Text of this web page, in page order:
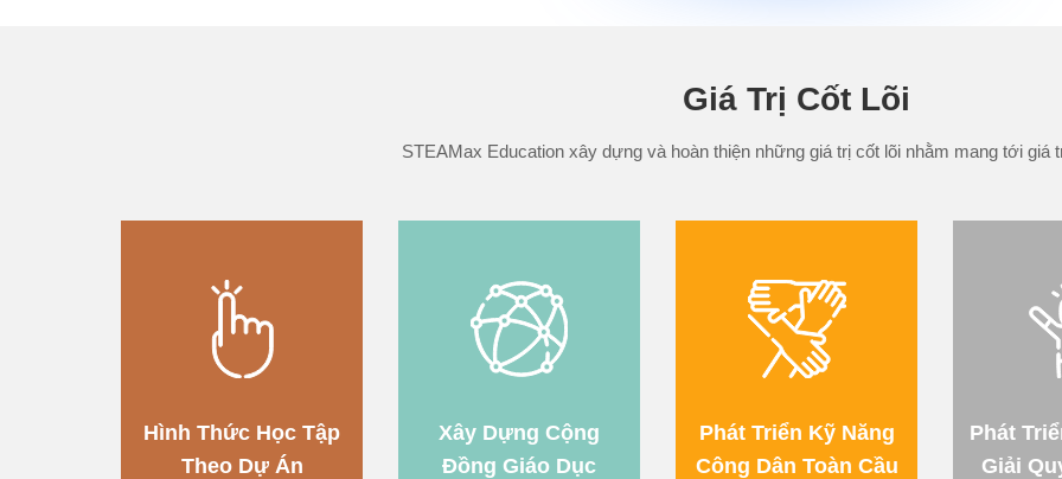
Giá Trị Cốt Lõi
STEAMax Education xây dựng và hoàn thiện những giá trị cốt lõi nhằm mang tới giá
Hình Thức Học Tập
Theo Dự Án
Xây Dựng Cộng
Đồng Giáo Dục
Phát Triển Kỹ Năng
Công Dân Toàn Cầu
Phát
Giải